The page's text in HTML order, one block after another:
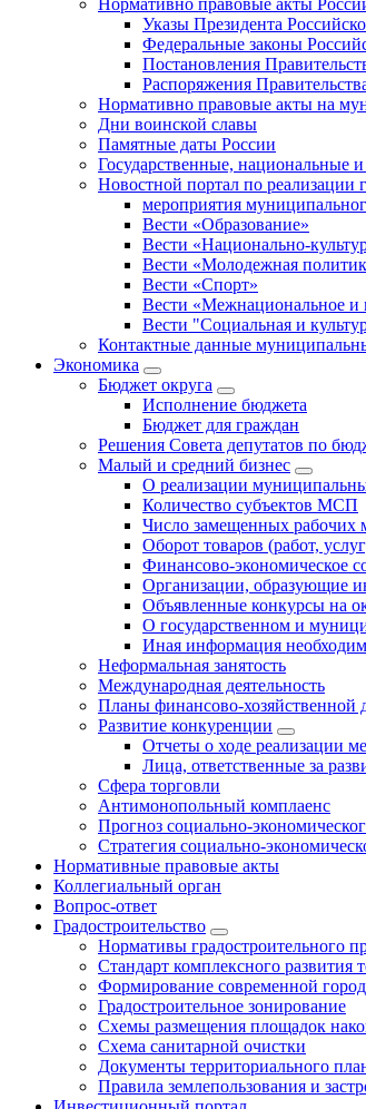
Нормативно правовые акты
Указы Президента
Федеральные законы
Постановления
Распоряжения
Нормативно правовые акты на
Дни воинской славы
Памятные даты России
Государственные, национальные
Новостной портал по реализации
мероприятия
Вести «Образование»
Вести «Национально-
Вести «Молодежная
Вести «Спорт»
Вести «Межнациональное и
Вести "Социальная и
Контактные данные
Экономика
Бюджет округa
Исполнение бюджета
Бюджет для граждан
Решения Совета депутатов по
Малый и средний бизнес
О реализации
Количество субъектов МСП
Число замещенных рабочих
Оборот товаров (работ,
Финансово-экономическое
Организации, образующие
Объявленные конкурсы на
О государственном и
Иная информация
Неформальная занятость
Международная деятельность
Планы финансово-хозяйственной
Развитие конкуренции
Отчеты о ходе реализации
Лица, ответственные за
Сфера торговли
Антимонопольный комплаенс
Прогноз социально-
Стратегия социально-
Нормативные правовые акты
Коллегиальный орган
Вопрос-ответ
Градостроительство
Нормативы градостроительного
Стандарт комплексного развития
Формирование современной
Градостроительное зонирование
Схемы размещения площадок
Схема санитарной очистки
Документы территориального
Правила землепользования и